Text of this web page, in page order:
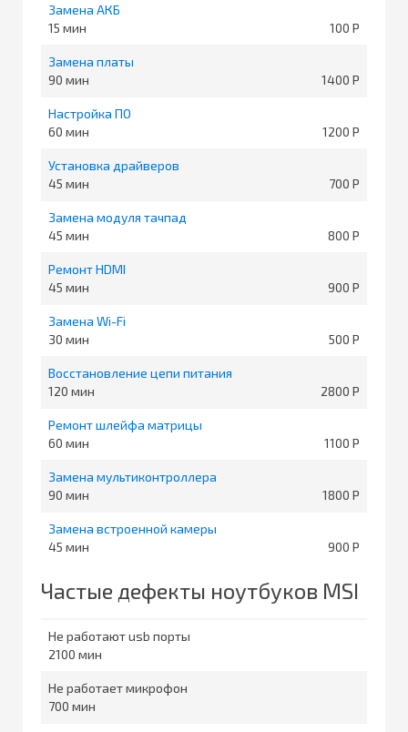
Замена АКБ
15
100
Замена платы
90
1400
Настройка ПО
60
1200
Установка драйверов
45
700
Замена модуля тачпад
45
800
Ремонт HDMI
45
900
Замена Wi-Fi
30
500
Восстановление цепи питания
120
2800
Ремонт шлейфа матрицы
60
1100
Замена мультиконтроллера
90
1800
Замена встроенной камеры
45
900
Частые дефекты ноутбуков MSI
Не работают usb порты
2100
Не работает микрофон
700